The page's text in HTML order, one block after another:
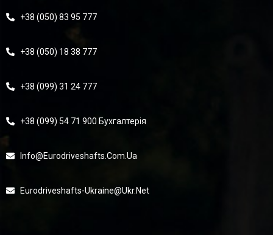
+38 (050) 83 95 777
+38 (050) 18 38 777
+38 (099) 31 24 777
+38 (099) 54 71 900 Бухгалтерія
Info@eurodriveshafts.com.ua
Eurodriveshafts-Ukraine@ukr.net